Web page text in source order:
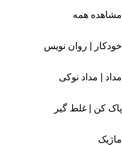
مشاهده همه
خودکار | روان نویس
مداد | مداد نوکی
پاک کن | غلط گیر
ماژیک